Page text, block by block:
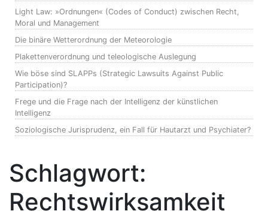
Light Law: »Ordnungen« (Codes of Conduct) zwischen Recht,
Moral und Management
Die binäre Wetterordnung der Meteorologie
Plakettenverordnung und teleologische Auslegung
Wie böse sind SLAPPs (Strategic Lawsuits Against Public
Participation)?
Frege und die Frage nach der Intelligenz der künstlichen
Intelligenz
Soziologische Jurisprudenz, ein Fall für Hautarzt und Psychiater?
Schlagwort:
Rechtswirksamkeit